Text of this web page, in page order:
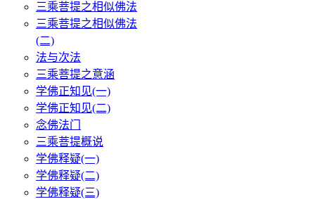
三乘菩提之相似佛法
三乘菩提之相似佛法
(二)
法与次法
三乘菩提之意涵
学佛正知见(一)
学佛正知见(二)
念佛法门
三乘菩提概说
学佛释疑(一)
学佛释疑(二)
学佛释疑(三)